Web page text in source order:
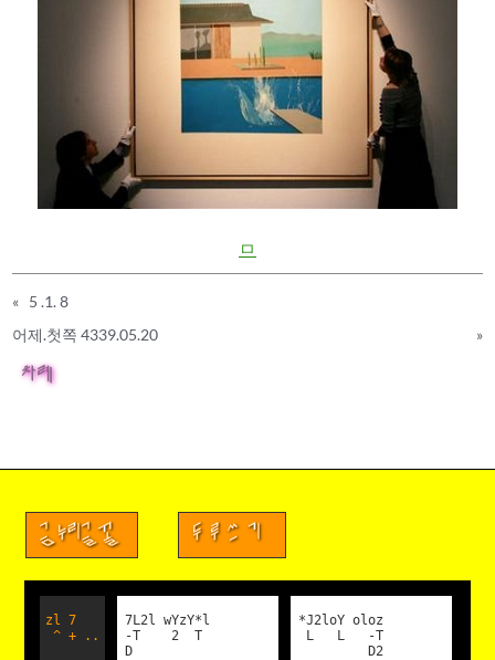
ㅁ
« 5 .1. 8
어제.첫쪽 4339.05.20
»
차례
금누리글꼴 두루쓰기
zl 7
^ + ..
7L2l wYzY*l
-T 2 T
D
*J2loY oloz
L L -T
D2